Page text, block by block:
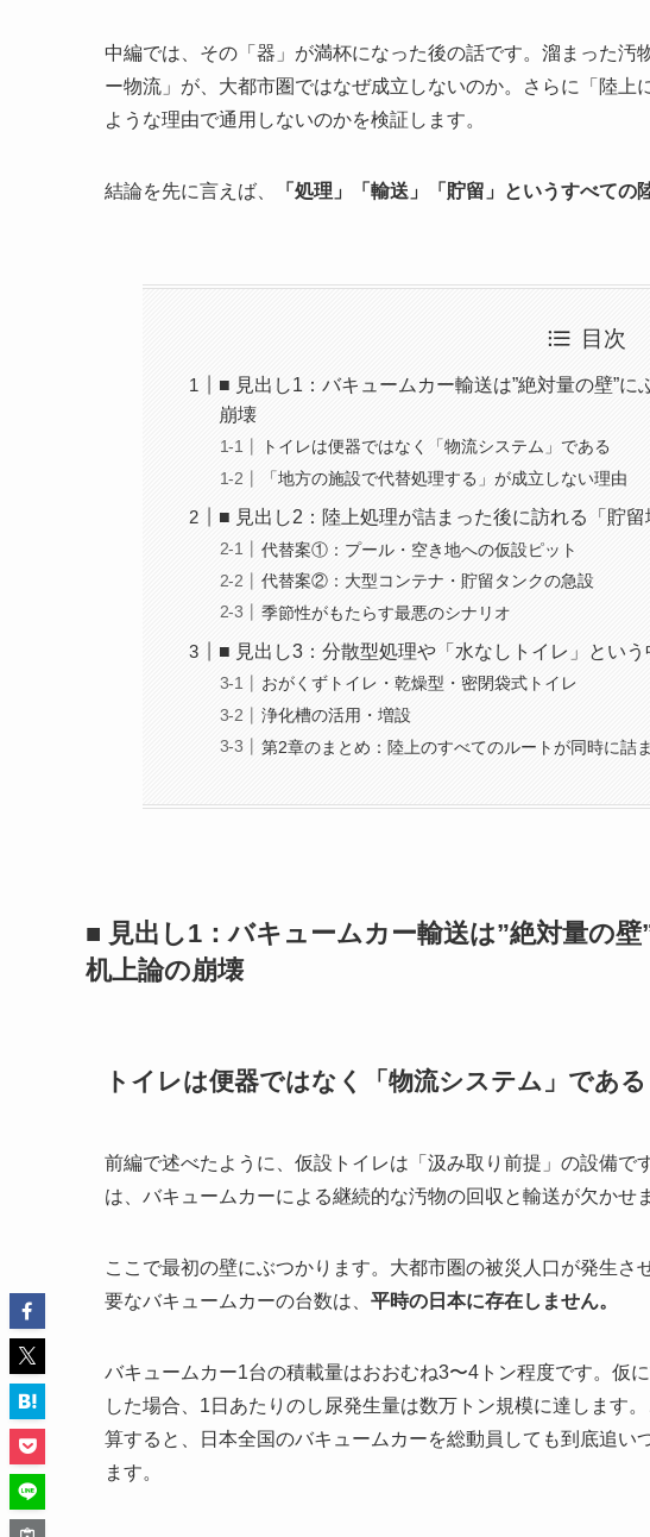
中編では、その「器」が満杯になった後の話です。溜まった汚
ー物流」が、大都市圏ではなぜ成立しないのか。さらに「陸
ような理由で通用しないのかを検証します。
結論を先に言えば、 「処理」「輸送」「貯留」というすべての
目次
■ 見出し1：バキュームカー輸送は”絶対量の壁”
崩壊
トイレは便器ではなく「物流システム」である
「地方の施設で代替処理する」が成立しない理由
■ 見出し2：陸上処理が詰まった後に訪れる「貯
代替案①：プール・空き地への仮設ピット
代替案②：大型コンテナ・貯留タンクの急設
季節性がもたらす最悪のシナリオ
■ 見出し3：分散型処理や「水なしトイレ」とい
おがくずトイレ・乾燥型・密閉袋式トイレ
浄化槽の活用・増設
第2章のまとめ：陸上のすべてのルートが同時に詰
■ 見出し1：バキュームカー輸送は”絶対量の
机上論の崩壊
トイレは便器ではなく「物流システム」である
前編で述べたように、仮設トイレは「汲み取り前提」の設備で
は、バキュームカーによる継続的な汚物の回収と輸送が欠かせ
ここで最初の壁にぶつかります。大都市圏の被災人口が発生
要なバキュームカーの台数は、 平時の日本に存在しません。
バキュームカー1台の積載量はおおむね3〜4トン程度です。仮
した場合、1日あたりのし尿発生量は数万トン規模に達します
算すると、日本全国のバキュームカーを総動員しても到底追い
ます。